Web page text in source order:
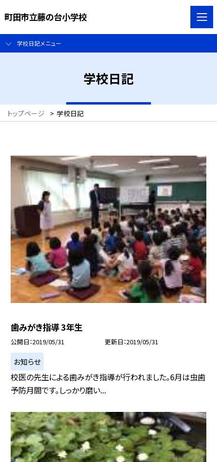
町田市立藤の台小学校
学校日記メニュー
学校日記
トップページ > 学校日記
歯みがき指導 3年生
公開日 2019/05/31 更新日 2019/05/31
お知らせ
校医の先生による歯みがき指導が行われました。6月は虫歯
予防月間です。しっかり磨い...